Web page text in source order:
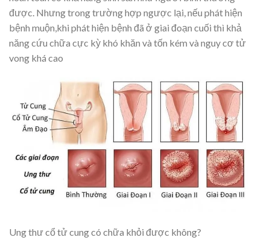
được. Nhưng trong trường hợp ngược lại, nếu phát hiện
bệnh muộn,khi phát hiện bệnh đã ở giai đoạn cuối thì khả
năng cứu chữa cực kỳ khó khăn và tốn kém và nguy cơ tử
vong khá cao
Ung thư cổ tử cung có chữa khỏi được không?